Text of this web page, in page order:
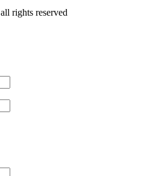
all rights reserved